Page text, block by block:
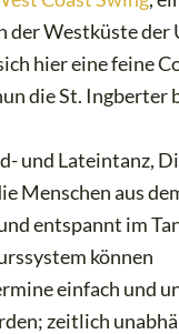
der Westküste der
hier eine feine
die St. Ingberter
und Lateintanz,
Menschen aus
entspannt im
können
einfach und
zeitlich